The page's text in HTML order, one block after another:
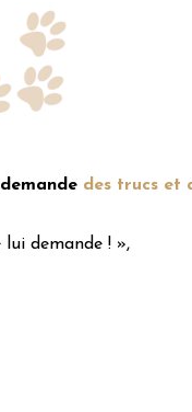
des trucs et
lui demande ! »,